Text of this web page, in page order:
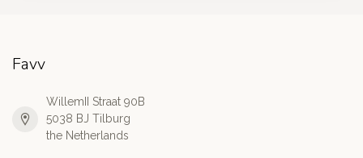
Favv
WillemII Straat 90B
5038 BJ Tilburg
the Netherlands